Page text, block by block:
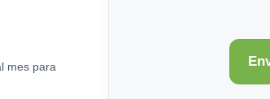
mes para